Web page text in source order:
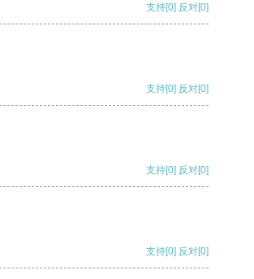
支持[0] 反对[0]
支持[0] 反对[0]
支持[0] 反对[0]
支持[0] 反对[0]